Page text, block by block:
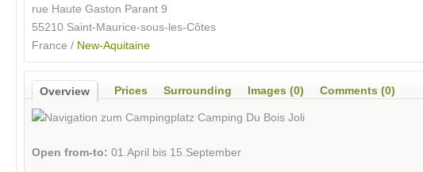
rue Haute Gaston Parant 9
55210 Saint-Maurice-sous-les-Côtes
France / New-Aquitaine
Overview Prices Surrounding Images (0) Comments (0)
Open from-to: 01.April bis 15.September